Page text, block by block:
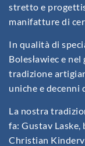
stretto e
manifatture di
In qualità di
Bolesławiec e
tradizione
uniche e decenni
La nostra
fa: Gustav
Christian